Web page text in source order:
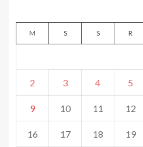
M S S R
2 3 4 5
9 10 11 12
16 17 18 19